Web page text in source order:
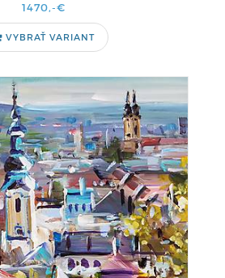
1470,-€
VYBRAŤ VARIANT